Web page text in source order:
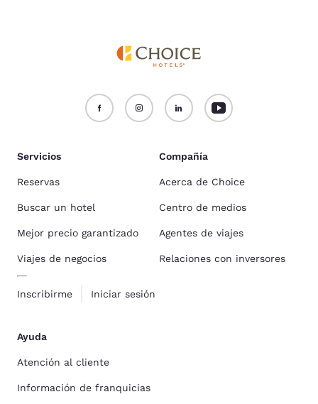
Servicios
Reservas
Buscar un hotel
Mejor precio garantizado
Viajes de negocios
Inscribirme Iniciar sesión
Compañía
Acerca de Choice
Centro de medios
Agentes de viajes
Relaciones con inversores
Ayuda
Atención al cliente
Información de franquicias